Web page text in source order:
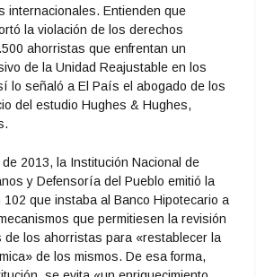
internacionales. Entienden que
la violación de los derechos
ahorristas que enfrentan un
de la Unidad Reajustable en los
lo señaló a El País el abogado de los
del estudio Hughes & Hughes,
2013, la Institución Nacional de
y Defensoría del Pueblo emitió la
102 que instaba al Banco Hipotecario a
que permitiesen la revisión
de los ahorristas para «restablecer la
de los mismos. De esa forma,